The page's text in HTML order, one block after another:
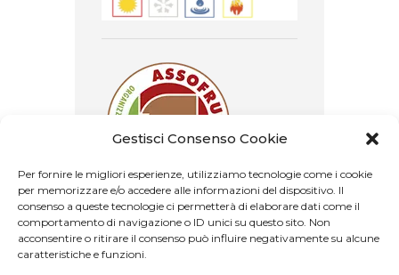
Gestisci Consenso Cookie
Per fornire le migliori esperienze, utilizziamo tecnologie come i cookie
per memorizzare e/o accedere alle informazioni del dispositivo. Il
consenso a queste tecnologie ci permetterà di elaborare dati come il
comportamento di navigazione o ID unici su questo sito. Non
acconsentire o ritirare il consenso può influire negativamente su alcune
caratteristiche e funzioni.